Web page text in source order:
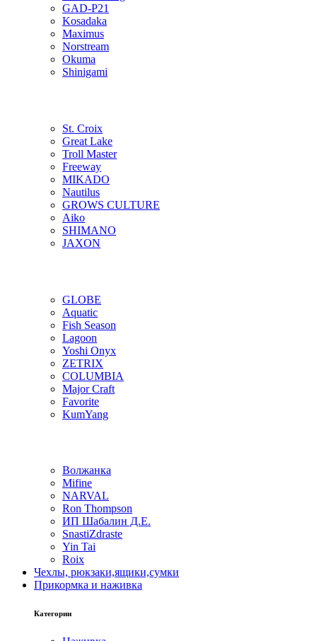
GAD-P21
Kosadaka
Maximus
Norstream
Okuma
Shinigami
St. Croix
Great Lake
Troll Master
Freeway
MIKADO
Nautilus
GROWS CULTURE
Aiko
SHIMANO
JAXON
GLOBE
Aquatic
Fish Season
Lagoon
Yoshi Onyx
ZETRIX
COLUMBIA
Major Craft
Favorite
KumYang
Волжанка
Mifine
NARVAL
Ron Thompson
ИП Шабалин Д.Е.
SnastiZdraste
Yin Tai
Roix
Чехлы, рюкзаки,ящики,сумки
Прикормка и наживка
Категории